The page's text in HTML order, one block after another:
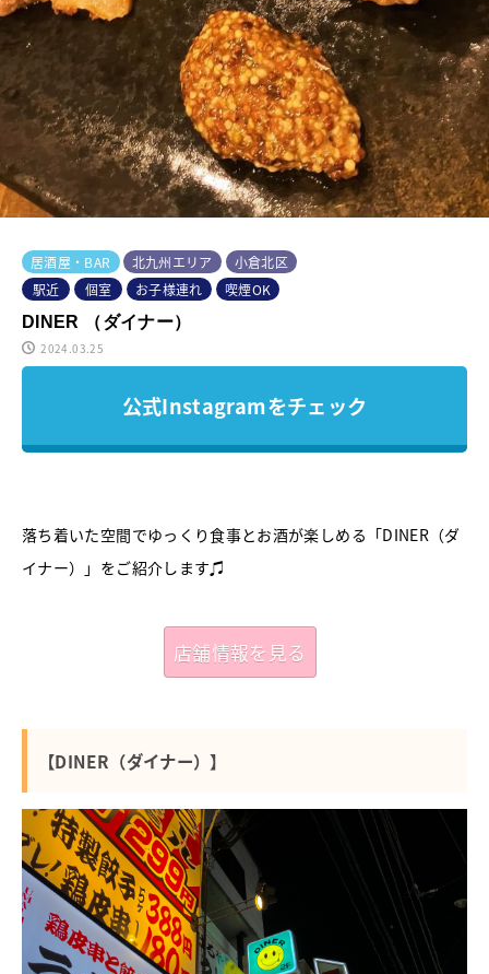
居酒屋・BAR 北九州エリア
小倉北区
駅近
個室 お子様連れ
喫煙OK
DINER （ダイナー）
2024.03.25
公式Instagramをチェック
落ち着いた空間でゆっくり食事とお酒が楽しめる「DINER（ダ
イナー）」をご紹介します♫
店舗情報を見る
【DINER（ダイナー）】